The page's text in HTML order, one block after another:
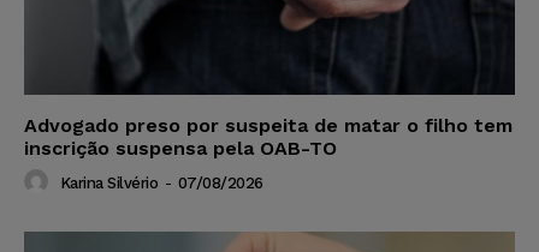
Advogado preso por suspeita de matar o filho tem
inscrição suspensa pela OAB-TO
Karina Silvério - 07/08/2026